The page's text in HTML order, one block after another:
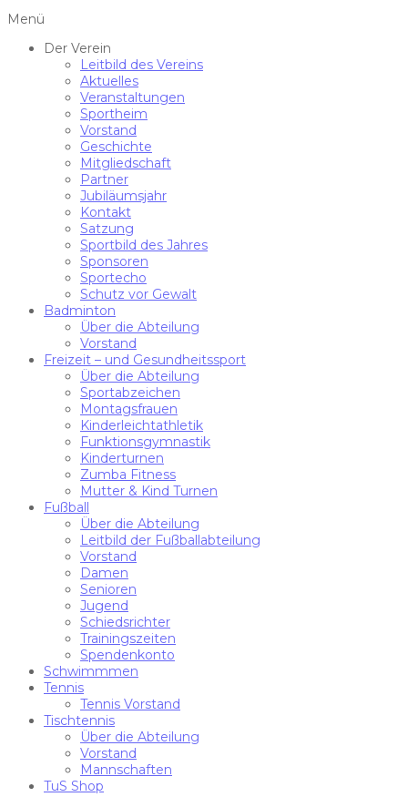
Menü
Der Verein
Leitbild des Vereins
Aktuelles
Veranstaltungen
Sportheim
Vorstand
Geschichte
Mitgliedschaft
Partner
Jubiläumsjahr
Kontakt
Satzung
Sportbild des Jahres
Sponsoren
Sportecho
Schutz vor Gewalt
Badminton
Über die Abteilung
Vorstand
Freizeit – und Gesundheitssport
Über die Abteilung
Sportabzeichen
Montagsfrauen
Kinderleichtathletik
Funktionsgymnastik
Kinderturnen
Zumba Fitness
Mutter & Kind Turnen
Fußball
Über die Abteilung
Leitbild der Fußballabteilung
Vorstand
Damen
Senioren
Jugend
Schiedsrichter
Trainingszeiten
Spendenkonto
Schwimmmen
Tennis
Tennis Vorstand
Tischtennis
Über die Abteilung
Vorstand
Mannschaften
TuS Shop